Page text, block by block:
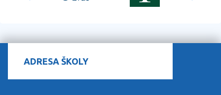
ADRESA ŠKOLY